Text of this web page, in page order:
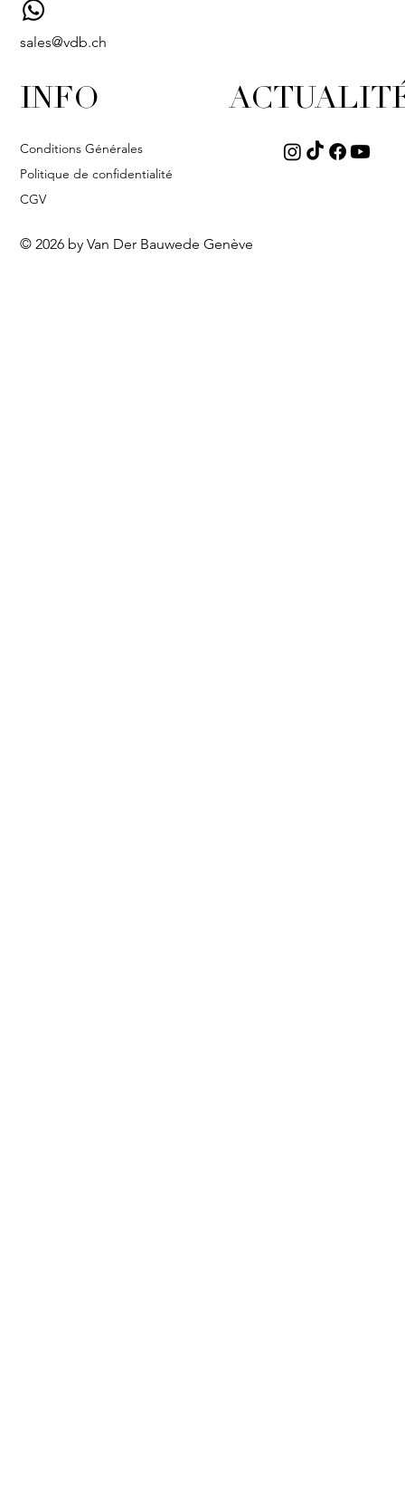
sales@vdb.ch
INFO
Conditions Générales
Politique de confidentialité
CGV
© 2026 by Van Der Bauwede Genève